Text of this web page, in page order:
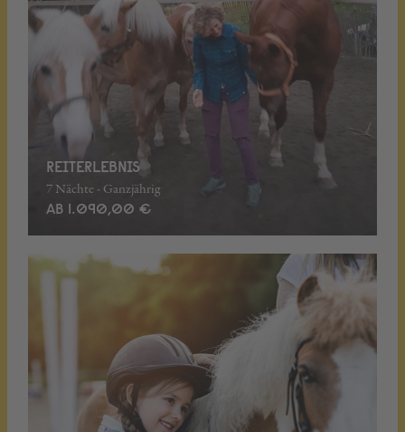
REITERLEBNIS
7 Nächte - Ganzjährig
AB 1.090,00 €